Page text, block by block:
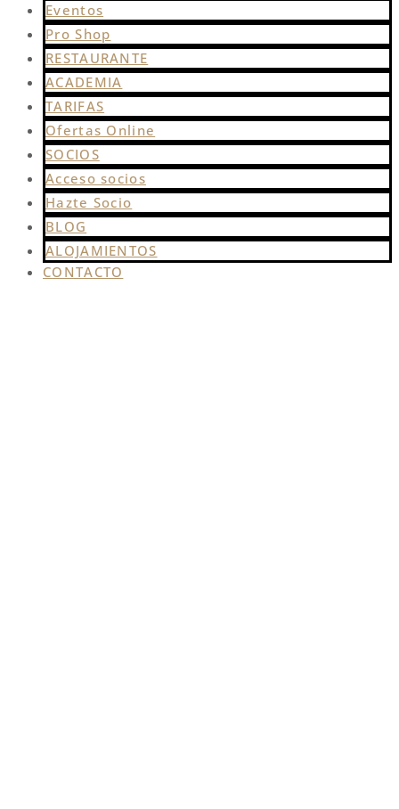
Eventos
Pro Shop
RESTAURANTE
ACADEMIA
TARIFAS
Ofertas Online
SOCIOS
Acceso socios
Hazte Socio
BLOG
ALOJAMIENTOS
CONTACTO